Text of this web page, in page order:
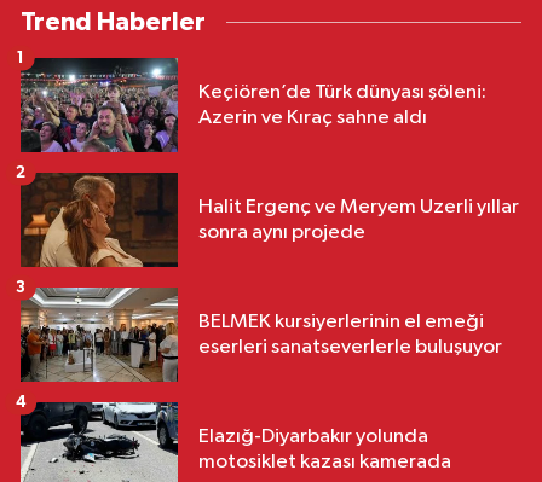
Trend Haberler
Keçiören’de Türk dünyası şöleni:
Azerin ve Kıraç sahne aldı
1
Halit Ergenç ve Meryem Uzerli yıllar
sonra aynı projede
2
BELMEK kursiyerlerinin el emeği
eserleri sanatseverlerle buluşuyor
3
Elazığ-Diyarbakır yolunda
motosiklet kazası kamerada
4